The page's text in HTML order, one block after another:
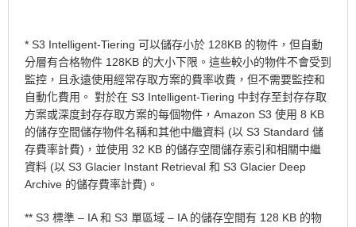
* S3 Intelligent-Tiering 可以儲存小於 128KB 的物件，但自動
分層有合格物件 128KB 的大小下限。這些較小的物件不會受到
監控，且永遠使用經常存取方案的費率收費，但不需要監控和
自動化費用。 對於在 S3 Intelligent-Tiering 中封存至封存存取
方案或深度封存存取方案的每個物件，Amazon S3 使用 8 KB
的儲存空間儲存物件名稱和其他中繼資料 (以 S3 Standard 儲
存費率計費)，並使用 32 KB 的儲存空間儲存索引和相關中繼
資料 (以 S3 Glacier Instant Retrieval 和 S3 Glacier Deep
Archive 的儲存費率計費)。
** S3 標準 – IA 和 S3 單區域 – IA 的儲存空間有 128 KB 的物